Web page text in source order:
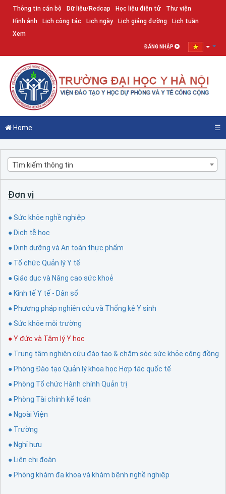
Thông tin cán bộ Dữ liệu/Redcap Học liệu điện tử
Thư viện
Hình ảnh
Lịch công tác Lịch ngày Lịch giảng đường
Lịch tuần
Xem
ĐĂNG NHẬP
Home ☰
Tìm kiếm thông tin
Đơn vị
● Sức khỏe nghề nghiệp
● Dịch tễ học
● Dinh dưỡng và An toàn thực phẩm
● Tổ chức Quản lý Y tế
● Giáo dục và Nâng cao sức khoẻ
● Kinh tế Y tế - Dân số
● Phương pháp nghiên cứu và Thống kê Y sinh
● Sức khỏe môi trường
● Y đức và Tâm lý Y học
● Trung tâm nghiên cứu đào tạo & chăm sóc sức khỏe cộng đồng
● Phòng Đào tạo Quản lý khoa học Hợp tác quốc tế
● Phòng Tổ chức Hành chính Quản trị
● Phòng Tài chính kế toán
● Ngoài Viện
● Trường
● Nghỉ hưu
● Liên chi đoàn
● Phòng khám đa khoa và khám bệnh nghề nghiệp